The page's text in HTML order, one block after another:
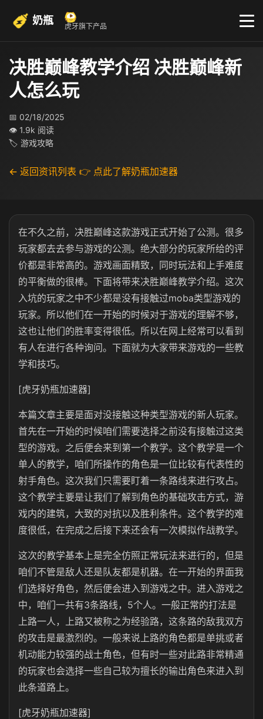
奶瓶 虎牙旗下产品
决胜巅峰教学介绍 决胜巅峰新
人怎么玩
📅 02/18/2025
👁 1.9k 阅读
🏷 游戏攻略
← 返回资讯列表 👉 点此了解奶瓶加速器
在不久之前，决胜巅峰这款游戏正式开始了公测。很多
玩家都去去参与游戏的公测。绝大部分的玩家所给的评
价都是非常高的。游戏画面精致，同时玩法和上手难度
的平衡做的很棒。下面将带来决胜巅峰教学介绍。这次
入坑的玩家之中不少都是没有接触过moba类型游戏的
玩家。所以他们在一开始的时候对于游戏的理解不够，
这也让他们的胜率变得很低。所以在网上经常可以看到
有人在进行各种询问。下面就为大家带来游戏的一些教
学和技巧。
[虎牙奶瓶加速器]
本篇文章主要是面对没接触这种类型游戏的新人玩家。
首先在一开始的时候咱们需要选择之前没有接触过这类
型的游戏。之后便会来到第一个教学。这个教学是一个
单人的教学，咱们所操作的角色是一位比较有代表性的
射手角色。这次我们只需要盯着一条路线来进行攻占。
这个教学主要是让我们了解到角色的基础攻击方式，游
戏内的建筑，大致的对抗以及胜利条件。这个教学的难
度很低，在完成之后接下来还会有一次模拟作战教学。
这次的教学基本上是完全仿照正常玩法来进行的，但是
咱们不管是敌人还是队友都是机器。在一开始的界面我
们选择好角色，然后便会进入到游戏之中。进入游戏之
中，咱们一共有3条路线，5个人。一般正常的打法是
上路一人，上路又被称之为经验路，这条路的敌我双方
的攻击是最激烈的。一般来说上路的角色都是单挑或者
机动能力较强的战士角色，但有时一些对此路非常精通
的玩家也会选择一些自己较为擅长的输出角色来进入到
此条道路上。
[虎牙奶瓶加速器]